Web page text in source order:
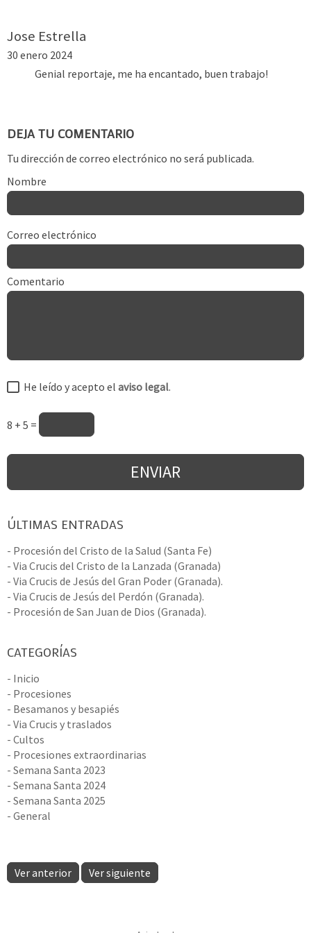
Jose Estrella
30 enero 2024
Genial reportaje, me ha encantado, buen trabajo!
DEJA TU COMENTARIO
Tu dirección de correo electrónico no será publicada.
Nombre
Correo electrónico
Comentario
He leído y acepto el aviso legal.
8 + 5 =
ÚLTIMAS ENTRADAS
- Procesión del Cristo de la Salud (Santa Fe)
- Via Crucis del Cristo de la Lanzada (Granada)
- Via Crucis de Jesús del Gran Poder (Granada).
- Via Crucis de Jesús del Perdón (Granada).
- Procesión de San Juan de Dios (Granada).
CATEGORÍAS
- Inicio
- Procesiones
- Besamanos y besapiés
- Via Crucis y traslados
- Cultos
- Procesiones extraordinarias
- Semana Santa 2023
- Semana Santa 2024
- Semana Santa 2025
- General
Ver anterior Ver siguiente